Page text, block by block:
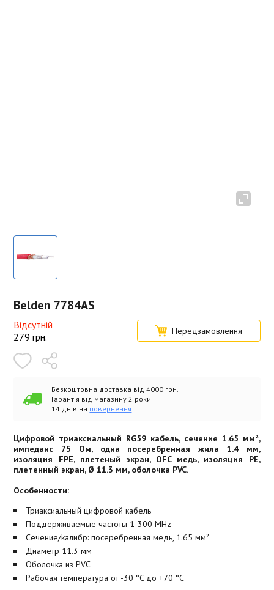
Belden 7784AS
Відсутній
279 грн. Передзамовлення
Безкоштовна доставка від 4000 грн.
Гарантія від магазину 2 роки
14 днів на повернення
Цифровой триаксиальный RG59 кабель, сечение 1.65 мм²,
импеданс 75 Ом, одна посеребренная жила 1.4 мм,
изоляция FPE, плетеный экран, OFC медь, изоляция РЕ,
плетенный экран, Ø 11.3 мм, оболочка PVC.
Особенности:
Триаксиальный цифровой кабель
Поддерживаемые частоты 1-300 MHz
Сечение/калибр: посеребренная медь, 1.65 мм²
Диаметр 11.3 мм
Оболочка из PVC
Рабочая температура от -30 °C до +70 °C